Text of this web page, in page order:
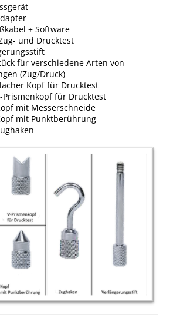
+ Software
und Drucktest
für verschiedene Arten von
(Zug/Druck)
Kopf für Drucktest
Prismenkopf für Drucktest
mit Messerschneide
mit Punktberührung